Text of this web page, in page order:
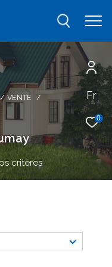
Fr
0
VENTE
critères
à vos